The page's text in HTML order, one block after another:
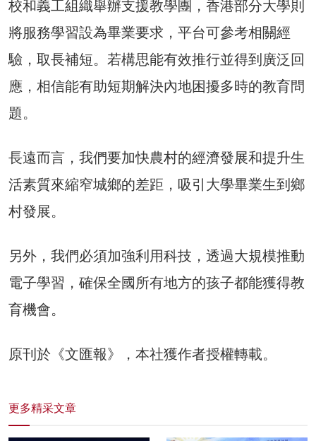
校和義工組織舉辦支援教學團，香港部分大學則
將服務學習設為畢業要求，平台可參考相關經
驗，取長補短。若構思能有效推行並得到廣泛回
應，相信能有助短期解決內地困擾多時的教育問
題。
長遠而言，我們要加快農村的經濟發展和提升生
活素質來縮窄城鄉的差距，吸引大學畢業生到鄉
村發展。
另外，我們必須加強利用科技，透過大規模推動
電子學習，確保全國所有地方的孩子都能獲得教
育機會。
原刊於《文匯報》，本社獲作者授權轉載。
更多精采文章